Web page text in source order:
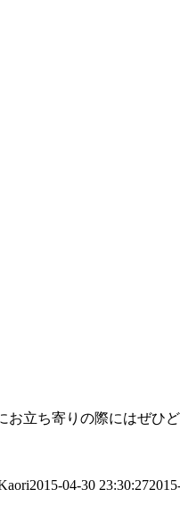
立ち寄りの際にはぜひど
2015-04-30 23:30:27